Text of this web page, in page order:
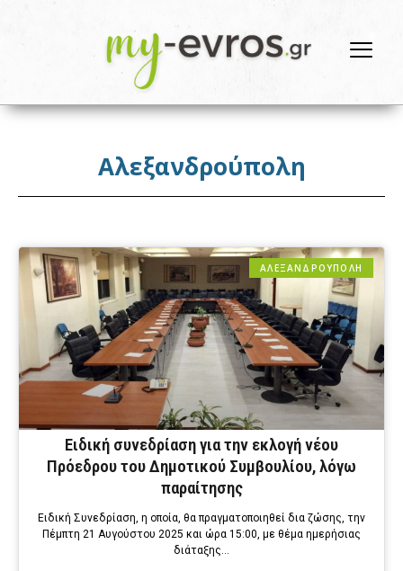
Αλεξανδρούπολη
ΑΛΕΞΑΝΔΡΟΎΠΟΛΗ
Ειδική συνεδρίαση για την εκλογή νέου
Πρόεδρου του Δημοτικού Συμβουλίου, λόγω
παραίτησης
Ειδική Συνεδρίαση, η οποία, θα πραγματοποιηθεί δια ζώσης, την
Πέμπτη 21 Αυγούστου 2025 και ώρα 15:00, με θέμα ημερήσιας
διάταξης…